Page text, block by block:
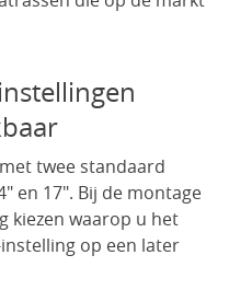
twee standaard
en 17". Bij de montage
kiezen waarop u het
op een later